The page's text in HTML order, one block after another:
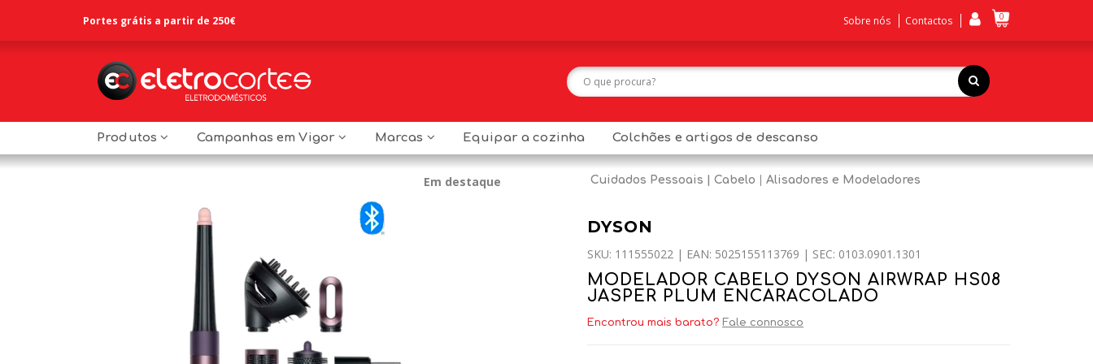
Portes grátis a partir de 250€ Sobre nós Contactos 0
Produtos Campanhas em Vigor Marcas Equipar a cozinha Colchões e artigos de descanso
Em destaque Cuidados Pessoais Cabelo Alisadores e Modeladores
DYSON
SKU: 111555022 | EAN: 5025155113769 | SEC: 0103.0901.1301
MODELADOR CABELO DYSON AIRWRAP HS08
JASPER PLUM ENCARACOLADO
Encontrou mais barato? Fale connosco